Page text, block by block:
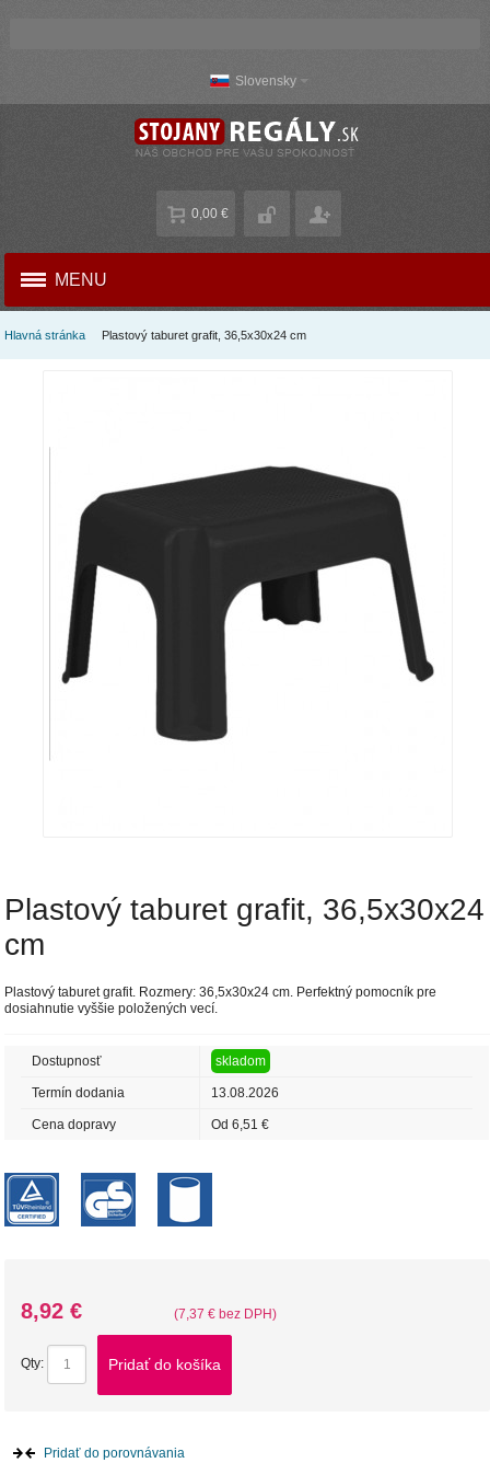
Slovensky
0,00 €
MENU
Hlavná stránka Plastový taburet grafit, 36,5x30x24 cm
Plastový taburet grafit, 36,5x30x24
cm
Plastový taburet grafit. Rozmery: 36,5x30x24 cm. Perfektný pomocník pre
dosiahnutie vyššie položených vecí.
Dostupnosť skladom
Termín dodania 13.08.2026
Cena dopravy Od 6,51 €
8,92 € (7,37 € bez DPH)
Qty: Pridať do košíka
Pridať do porovnávania